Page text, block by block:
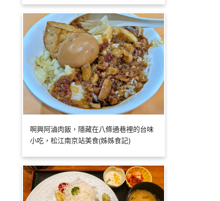
啊興阿滷肉飯，隱藏在八條通巷裡的台味
小吃，松江南京站美食(姊姊食記)